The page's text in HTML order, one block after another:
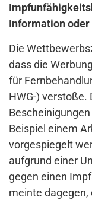
Information
Die
dass die
für
HWG-) verstoße.
Beispiel einem
vorgespiegelt
aufgrund einer
gegen einen
meinte dagegen,